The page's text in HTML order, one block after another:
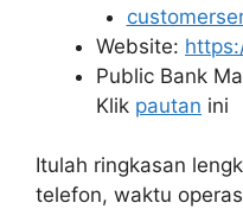
Website:
Public Bank
Klik pautan ini
Itulah ringkasan
telefon, waktu